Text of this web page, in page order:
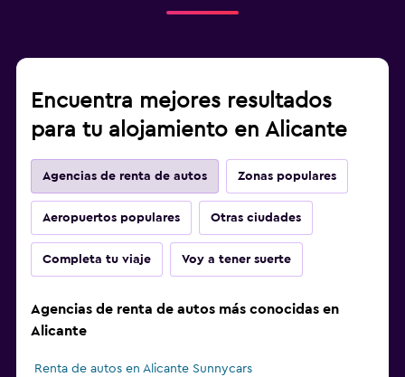
Encuentra mejores resultados
para tu alojamiento en Alicante
Agencias de renta de autos Zonas populares
Aeropuertos populares Otras ciudades
Completa tu viaje Voy a tener suerte
Agencias de renta de autos más conocidas en
Alicante
Renta de autos en Alicante Sunnycars